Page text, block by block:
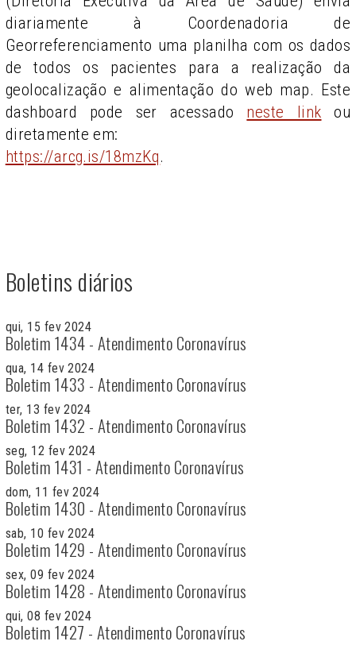
diariamente à Coordenadoria de
Georreferenciamento uma planilha com os dados
de todos os pacientes para a realização da
geolocalização e alimentação do web map. Este
dashboard pode ser acessado neste link ou
diretamente em:
https://arcg.is/18mzKq.
Boletins diários
qui, 15 fev 2024
Boletim 1434 - Atendimento Coronavírus
qua, 14 fev 2024
Boletim 1433 - Atendimento Coronavírus
ter, 13 fev 2024
Boletim 1432 - Atendimento Coronavírus
seg, 12 fev 2024
Boletim 1431 - Atendimento Coronavírus
dom, 11 fev 2024
Boletim 1430 - Atendimento Coronavírus
sab, 10 fev 2024
Boletim 1429 - Atendimento Coronavírus
sex, 09 fev 2024
Boletim 1428 - Atendimento Coronavírus
qui, 08 fev 2024
Boletim 1427 - Atendimento Coronavírus